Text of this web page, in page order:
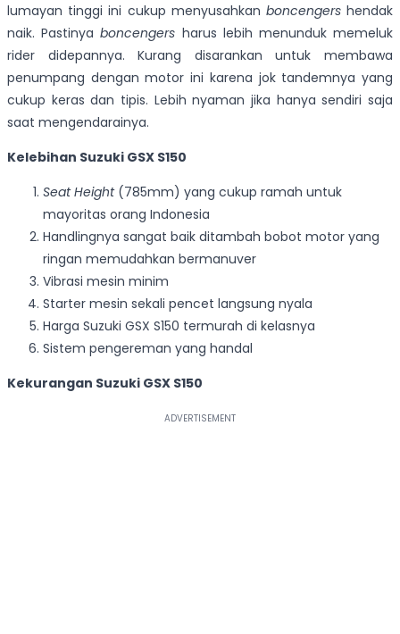
lumayan tinggi ini cukup menyusahkan boncengershendak
naik. Pastinyaboncengers harus lebih menunduk memeluk
rider didepannya. Kurang disarankan untuk membawa
penumpang dengan motor ini karena jok tandemnya yang
cukup keras dan tipis. Lebih nyaman jika hanya sendiri saja
saat mengendarainya.
Kelebihan Suzuki GSX S150
Seat Height (785mm) yang cukup ramah untuk
mayoritas orang Indonesia
Handlingnya sangat baik ditambah bobot motor yang
ringan memudahkan bermanuver
Vibrasi mesin minim
Starter mesin sekali pencet langsung nyala
Harga Suzuki GSX S150 termurah di kelasnya
Sistem pengereman yang handal
Kekurangan Suzuki GSX S150